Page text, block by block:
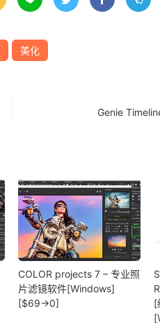
美化
Genie
COLOR projects 7 – 专业照
片滤镜软件[Windows]
[$69→0]
[